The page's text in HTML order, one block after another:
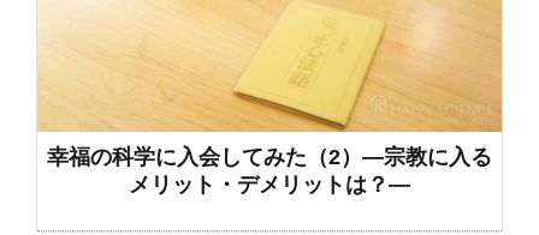
幸福の科学に入会してみた（2）―宗教に入る
メリット・デメリットは？―